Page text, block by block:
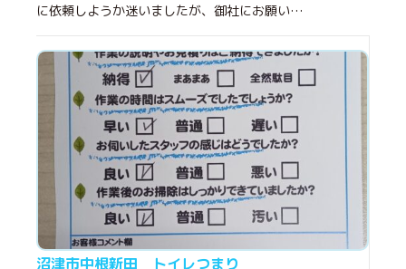
に依頼しようか迷いましたが、御社にお願い…
沼津市中根新田 トイレつまり